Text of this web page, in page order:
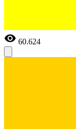
60.624